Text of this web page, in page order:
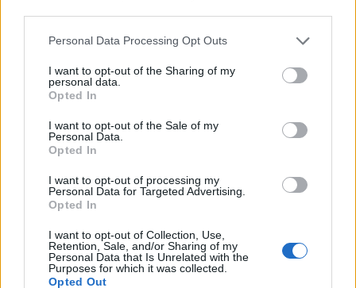
Personal Data Processing Opt Outs
I want to opt-out of the Sharing of my
personal data.
Opted In
I want to opt-out of the Sale of my
Personal Data.
Opted In
I want to opt-out of processing my
Personal Data for Targeted Advertising.
Opted In
I want to opt-out of Collection, Use,
Retention, Sale, and/or Sharing of my
Personal Data that Is Unrelated with the
Purposes for which it was collected.
Opted Out
Alsa Grupo
Colloto (Asturias)